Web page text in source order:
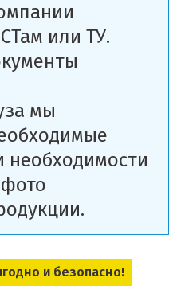
или ТУ.
мы
необходимости
и безопасно!